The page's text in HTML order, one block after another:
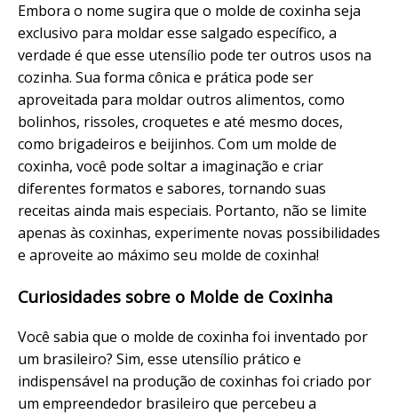
Embora o nome sugira que o molde de coxinha seja
exclusivo para moldar esse salgado específico, a
verdade é que esse utensílio pode ter outros usos na
cozinha. Sua forma cônica e prática pode ser
aproveitada para moldar outros alimentos, como
bolinhos, rissoles, croquetes e até mesmo doces,
como brigadeiros e beijinhos. Com um molde de
coxinha, você pode soltar a imaginação e criar
diferentes formatos e sabores, tornando suas
receitas ainda mais especiais. Portanto, não se limite
apenas às coxinhas, experimente novas possibilidades
e aproveite ao máximo seu molde de coxinha!
Curiosidades sobre o Molde de Coxinha
Você sabia que o molde de coxinha foi inventado por
um brasileiro? Sim, esse utensílio prático e
indispensável na produção de coxinhas foi criado por
um empreendedor brasileiro que percebeu a